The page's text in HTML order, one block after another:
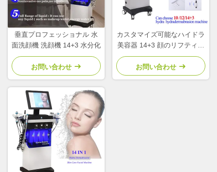
垂直プロフェッショナル 水
面洗顔機 洗顔機 14+3 水分化
お問い合わせ
カスタマイズ可能なハイドラ
美容器 14+3 顔のリフティン
グ アクネ治療
お問い合わせ